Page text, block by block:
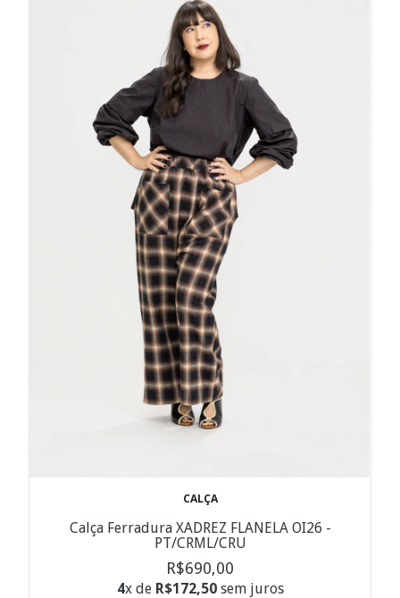
CALÇA
Calça Ferradura XADREZ FLANELA OI26 -
PT/CRML/CRU
R$690,00
4x de R$172,50sem juros